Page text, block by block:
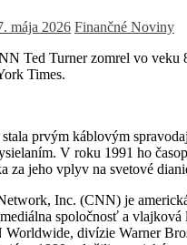
mája 2026 Finančné Noviny
Ted Turner zomrel vo veku
Times.
prvým káblovým
V roku 1991 ho
za jeho vplyv na svetové
Inc. (CNN) je
spoločnosť a
Worldwide, divízie Warner